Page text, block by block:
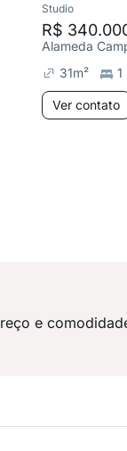
Studio
R$
Alameda
31m² 1
Ver contato
e